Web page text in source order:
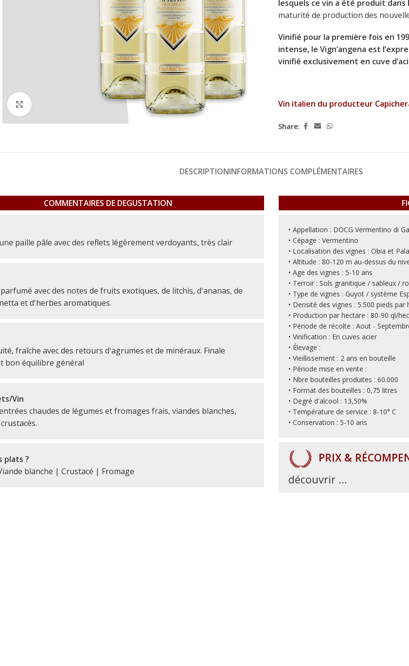
lesquels ce vin a été produit
maturité de production des
Vinifié pour la première fois en
intense, le Vign’angena est
vinifié exclusivement en cuve
Vin italien du producteur
Share:
DESCRIPTIONINFORMATIONS COMPLÉMENTAIRES
COMMENTAIRES DE DEGUSTATION
paille pâle avec des reflets légèrement verdoyants, très clair
avec des notes de fruits exotiques, de litchis, d'ananas, de
et d'herbes aromatiques.
fraîche avec des retours d'agrumes et de minéraux. Finale
bon équilibre général
Vin
chaudes de légumes et fromages frais, viandes blanches,
plats ?
blanche | Crustacé | Fromage
• Appellation : DOCG Vermentino di
• Cépage : Vermentino
• Localisation des vignes : Obia et
• Altitude : 80-120 m au-dessus du
• Age des vignes : 5-10 ans
• Terroir : Sols granitique / sableux /
• Type de vignes : Guyot / système
• Densité des vignes : 5.500 pieds par
• Production par hectare : 80-90 ql/
• Période de récolte : Aout -
• Vinification : En cuves acier
• Élevage :
• Vieillissement : 2 ans en bouteille
• Période mise en vente :
• Nbre bouteilles produites : 60.000
• Format des bouteilles : 0,75 litres
• Degré d'alcool : 13,50%
• Température de service : 8-10° C
• Conservation : 5-10 ans
PRIX &
découvrir …